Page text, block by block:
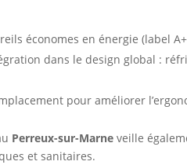
économes en énergie (label
dans le design global :
pour améliorer
Perreux-sur-Marne veille
et sanitaires.